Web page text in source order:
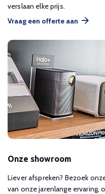
verslaan elke prijs.
Vraag een offerte aan
Onze showroom
Liever afspreken? Bezoek
van onze jarenlange ervaring,